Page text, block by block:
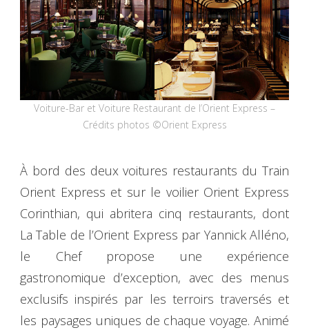
Voiture-Bar et Voiture Restaurant de l’Orient Express –
Crédits photos ©Orient Express
À bord des deux voitures restaurants du Train
Orient Express et sur le voilier Orient Express
Corinthian, qui abritera cinq restaurants, dont
La Table de l’Orient Express par Yannick Alléno,
le Chef propose une expérience
gastronomique d’exception, avec des menus
exclusifs inspirés par les terroirs traversés et
les paysages uniques de chaque voyage. Animé